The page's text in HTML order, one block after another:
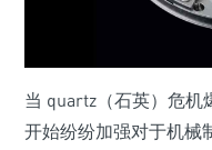
当 quartz（石英）危机
开始纷纷加强对于机械